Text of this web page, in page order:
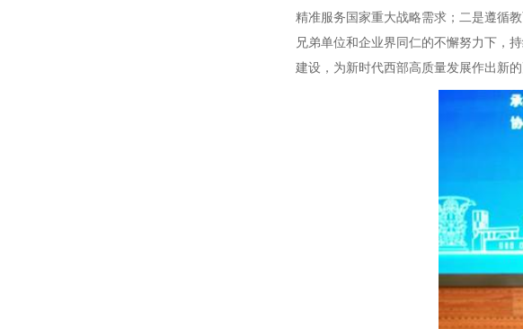
精准服务国家重大战略需求；二是遵循
兄弟单位和企业界同仁的不懈努力下，
建设，为新时代西部高质量发展作出新的